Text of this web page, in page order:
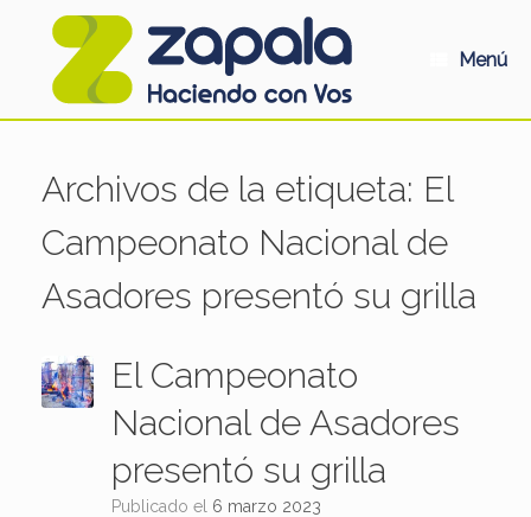
Menú
Archivos de la etiqueta: El
Campeonato Nacional de
Asadores presentó su grilla
El Campeonato
Nacional de Asadores
presentó su grilla
Publicado el 6 marzo 2023